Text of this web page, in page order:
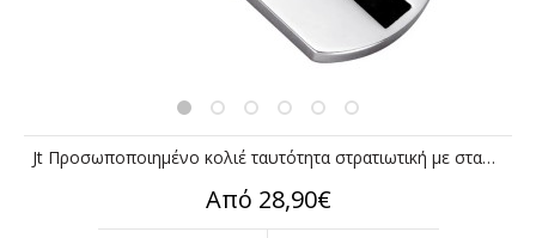
Jt Προσωποποιημένο κολιέ ταυτότητα στρατιωτική με σταυρό ατσάλι
Από 28,90€